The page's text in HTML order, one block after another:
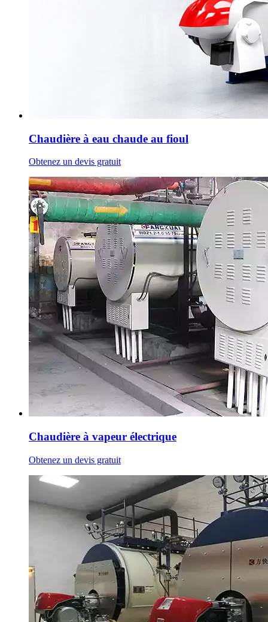
Chaudière à eau chaude au fioul
Obtenez un devis gratuit
Chaudière à vapeur électrique
Obtenez un devis gratuit